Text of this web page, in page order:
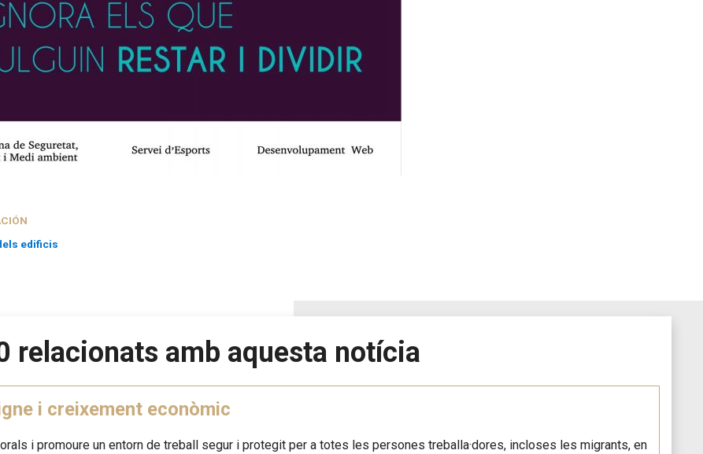
edificis
relacionats amb aquesta notícia
i creixement econòmic
i promoure un entorn de treball segur i protegit per a totes les persones treballa·dores, incloses les migrants, en